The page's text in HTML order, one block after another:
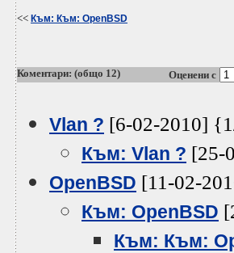
<< Към: Към: OpenBSD
Коментари: (общо 12) Оценени с
Vlan ? [6-02-2010]
Към: Vlan ? [25-
OpenBSD [11-02-
Към: OpenBSD
Към: Към: